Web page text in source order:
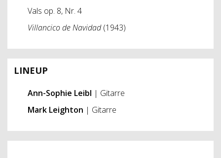
Vals op. 8, Nr. 4
Villancico de Navidad(1943)
LINEUP
Ann-Sophie Leibl | Gitarre
Mark Leighton | Gitarre